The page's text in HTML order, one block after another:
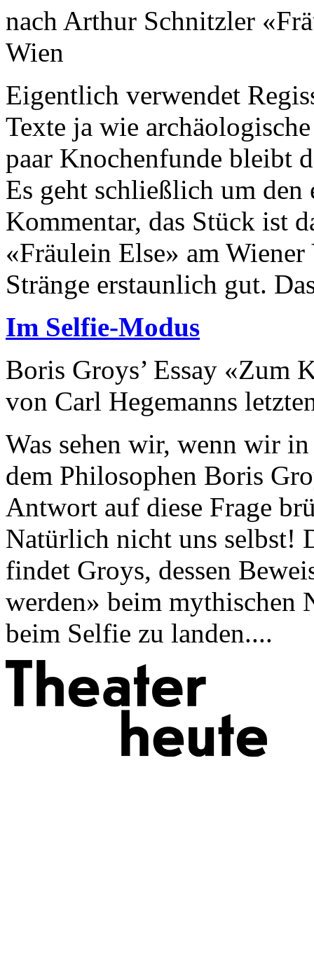
nach Arthur Schnitzler
Wien
Eigentlich verwendet
Texte ja wie
paar Knochenfunde bleibt
Es geht schließlich um den
Kommentar, das Stück ist
«Fräulein Else» am
Stränge erstaunlich gut.
Im Selfie-Modus
Boris Groys’ Essay «Zum
von Carl Hegemanns
Was sehen wir, wenn wir
dem Philosophen Boris
Antwort auf diese Frage
Natürlich nicht uns selbst!
findet Groys, dessen
werden» beim mythischen
beim Selfie zu landen....